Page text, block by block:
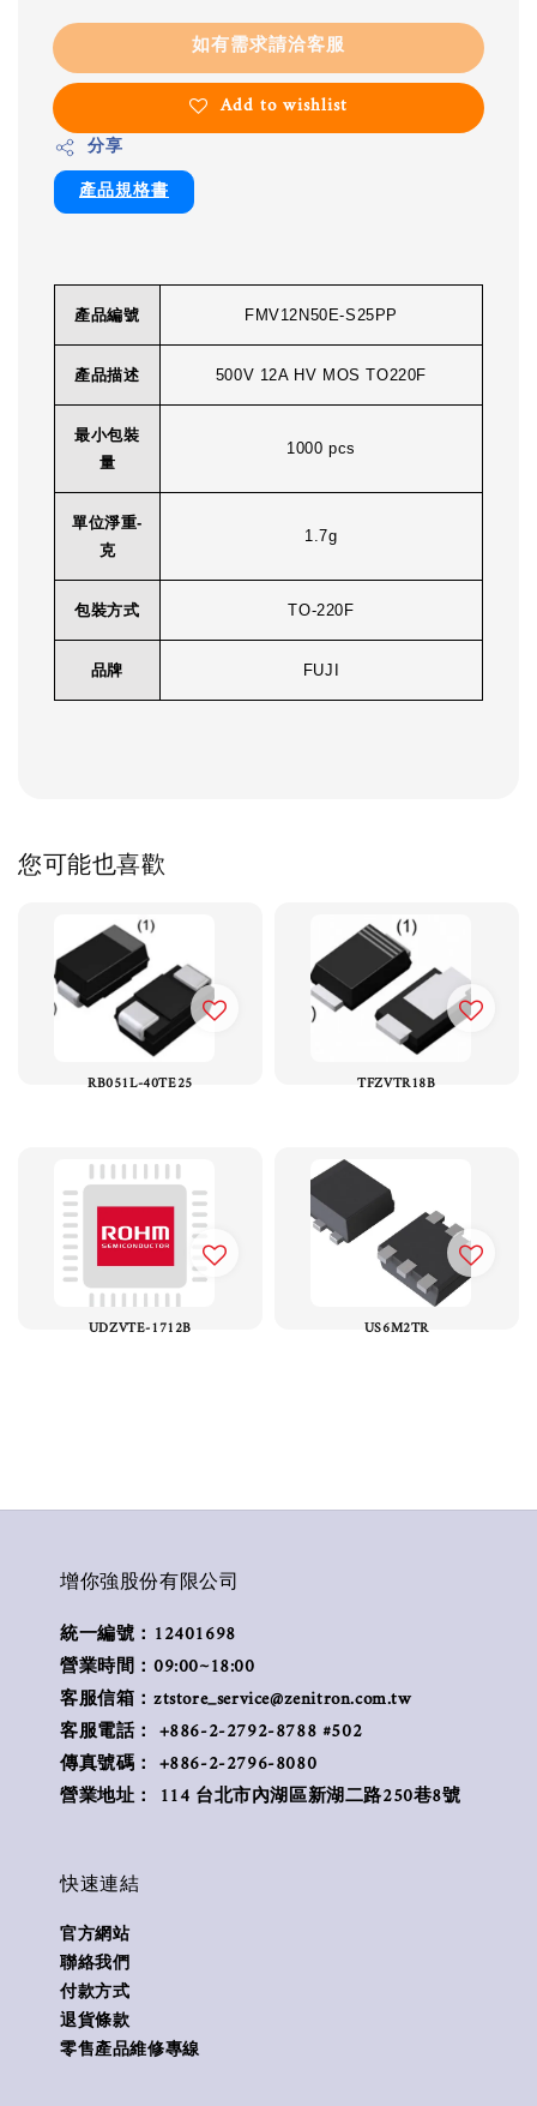
如有需求請洽客服
Add to wishlist
分享
產品規格書
產品編號 FMV12N50E-S25PP
產品描述 500V 12A HV MOS TO220F
最小包裝
量
1000 pcs
單位淨重-
克
1.7g
包裝方式 TO-220F
品牌 FUJI
您可能也喜歡
RB051L-40TE25 TFZVTR18B
UDZVTE-1712B US6M2TR
增你強股份有限公司
統一編號：12401698
營業時間：09:00~18:00
客服信箱：ztstore_service@zenitron.com.tw
客服電話： +886-2-2792-8788 #502
傳真號碼： +886-2-2796-8080
營業地址： 114 台北市內湖區新湖二路250巷8號
快速連結
官方網站
聯絡我們
付款方式
退貨條款
零售產品維修專線